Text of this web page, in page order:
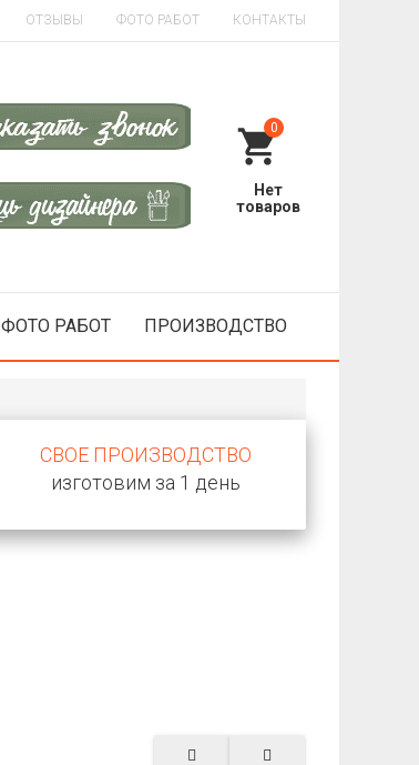
ОТЗЫВЫ ФОТО РАБОТ КОНТАКТЫ
0
ФОТО РАБОТ ПРОИЗВОДСТВО
СВОЕ ПРОИЗВОДСТВО
изготовим за 1 день